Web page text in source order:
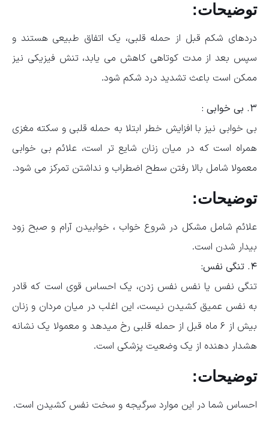
توضیحات:
دردهای شکم قبل از حمله قلبی، یک اتفاق طبیعی هستند و
سپس بعد از مدت کوتاهی کاهش می یابد، تنش فیزیکی نیز
ممکن است باعث تشدید درد شکم شود.
۳. بی خوابی :
بی خوابی نیز با افزایش خطر ابتلا به حمله قلبی و سکته مغزی
همراه است که در میان زنان شایع تر است، علائم بی خوابی
معمولا شامل بالا رفتن سطح اضطراب و نداشتن تمرکز می شود.
توضیحات:
علائم شامل مشکل در شروع خواب ، خوابیدن آرام و صبح زود
بیدار شدن است.
۴. تنگی نفس:
تنگی نفس یا نفس نفس زدن، یک احساس قوی است که قادر
به نفس عمیق کشیدن نیست، این اغلب در میان مردان و زنان
بیش از ۶ ماه قبل از حمله قلبی رخ میدهد و معمولا یک نشانه
هشدار دهنده از یک وضعیت پزشکی است.
توضیحات:
احساس شما در این موارد سرگیجه و سخت نفس کشیدن است.